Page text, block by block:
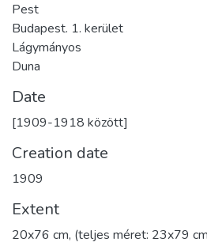
Pest
Budapest. 1. kerület
Lágymányos
Duna
Date
[1909-1918 között]
Creation date
1909
Extent
20x76 cm, (teljes méret: 23x79